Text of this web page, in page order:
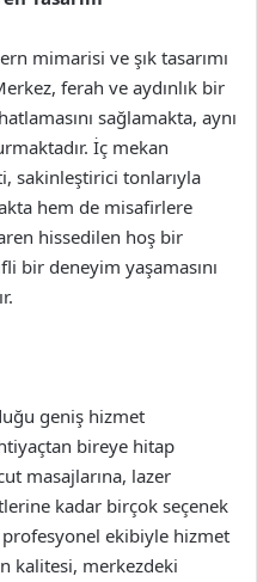
mimarisi ve şık tasarımı
ferah ve aydınlık bir
sağlamakta, aynı
İç mekan
sakinleştirici tonlarıyla
hem de misafirlere
hissedilen hoş bir
bir deneyim yaşamasını
geniş hizmet
bireye hitap
masajlarına, lazer
kadar birçok seçenek
ekibiyle hizmet
kalitesi, merkezdeki